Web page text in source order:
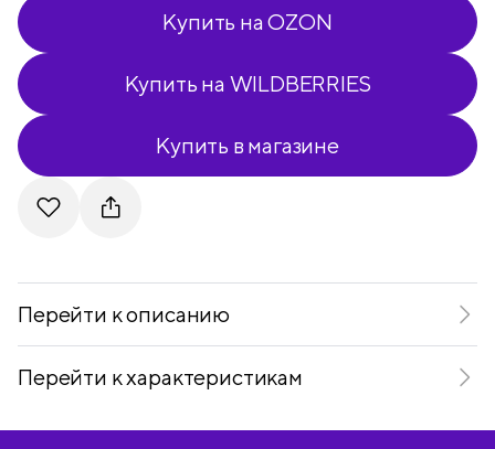
Купить на OZON
Купить на WILDBERRIES
Купить в магазине
Перейти к описанию
Перейти к характеристикам